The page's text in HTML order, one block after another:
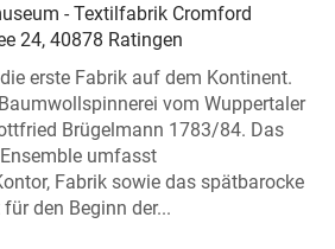
- Textilfabrik Cromford
24, 40878 Ratingen
erste Fabrik auf dem Kontinent.
vom Wuppertaler
Brügelmann 1783/84. Das
umfasst
Fabrik sowie das spätbarocke
den Beginn der...